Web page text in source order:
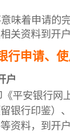
味着申请的
关资料到开
行申请、
户
平安银行网
银行印鉴）
资料，到开